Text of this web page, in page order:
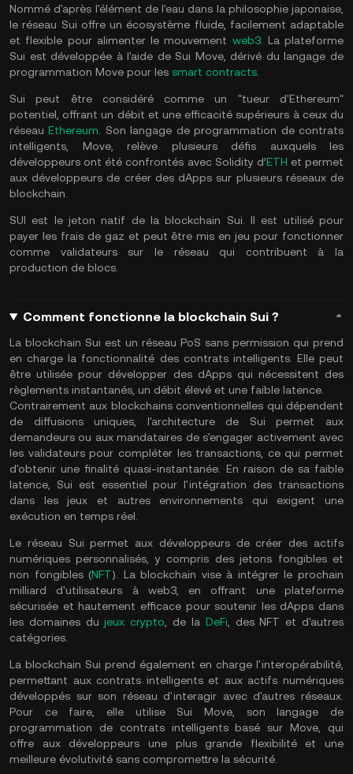
Nommé d'après l'élément de l'eau dans la philosophie japonaise,
le réseau Sui offre un écosystème fluide, facilement adaptable
et flexible pour alimenter le mouvement web3. La plateforme
Sui est développée à l'aide de Sui Move, dérivé du langage de
programmation Move pour les smart contracts
Sui peut être considéré comme un "tueur d'Ethereum"
potentiel, offrant un débit et une efficacité supérieurs à ceux du
réseauEthereum . Son langage de programmation de contrats
intelligents, Move, relève plusieurs défis auxquels les
développeurs ont été confrontés avec Solidity d’ETH et permet
aux développeurs de créer des dApps sur plusieurs réseaux de
blockchain.
SUI est le jeton natif de la blockchain Sui. Il est utilisé pour
payer les frais de gaz et peut être mis en jeu pour fonctionner
comme validateurs sur le réseau qui contribuent à la
production de blocs.
Comment fonctionne la blockchain Sui ?
La blockchain Sui est un réseau PoS sans permission qui prend
en charge la fonctionnalité des contrats intelligents. Elle peut
être utilisée pour développer des dApps qui nécessitent des
règlements instantanés, un débit élevé et une faible latence.
Contrairement aux blockchains conventionnelles qui dépendent
de diffusions uniques, l'architecture de Sui permet aux
demandeurs ou aux mandataires de s'engager activement avec
les validateurs pour compléter les transactions, ce qui permet
d'obtenir une finalité quasi-instantanée. En raison de sa faible
latence, Sui est essentiel pour l'intégration des transactions
dans les jeux et autres environnements qui exigent une
exécution en temps réel.
Le réseau Sui permet aux développeurs de créer des actifs
numériques personnalisés, y compris des jetons fongibles et
non fongibles (NFT). La blockchain vise à intégrer le prochain
milliard d'utilisateurs à web3, en offrant une plateforme
sécurisée et hautement efficace pour soutenir les dApps dans
les domaines dujeux crypto , de la DeFi , des NFT et d'autres
catégories.
La blockchain Sui prend également en charge l'interopérabilité,
permettant aux contrats intelligents et aux actifs numériques
développés sur son réseau d'interagir avec d'autres réseaux.
Pour ce faire, elle utilise Sui Move, son langage de
programmation de contrats intelligents basé sur Move, qui
offre aux développeurs une plus grande flexibilité et une
meilleure évolutivité sans compromettre la sécurité.